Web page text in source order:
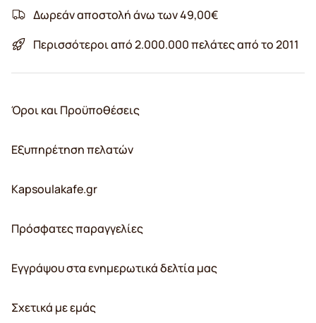
Δωρεάν αποστολή άνω των 49,00€
Περισσότεροι από 2.000.000 πελάτες από το 2011
Όροι και Προϋποθέσεις
Εξυπηρέτηση πελατών
Kapsoulakafe.gr
Πρόσφατες παραγγελίες
Εγγράψου στα ενημερωτικά δελτία μας
Σχετικά με εμάς